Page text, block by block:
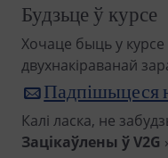
Будзьце ў курсе
Хочаце быць у курсе
двухнакіраванай
Падпішыцеся
Калі ласка, не
Зацікаўлены ў V2G